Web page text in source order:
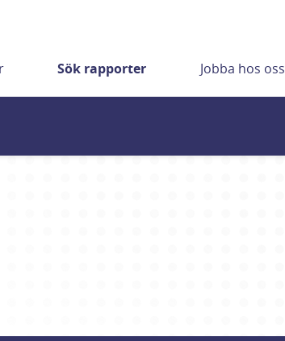
Sök rapporter Jobba hos oss